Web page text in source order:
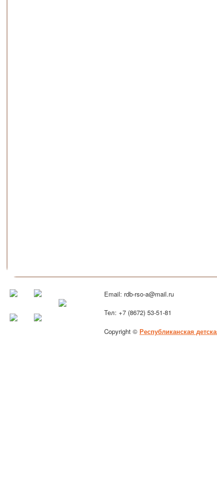
Email: rdb-rso-a@mail.ru
Тел: +7 (8672) 53-51-81
Copyright © Республиканская